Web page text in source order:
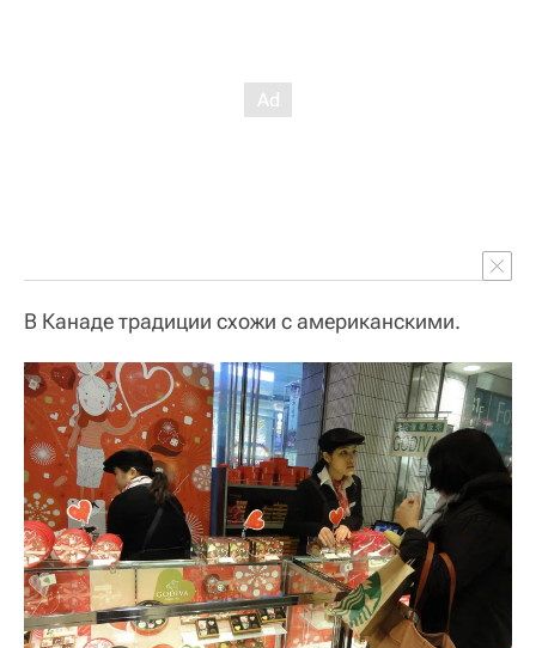
В Канаде традиции схожи с американскими.